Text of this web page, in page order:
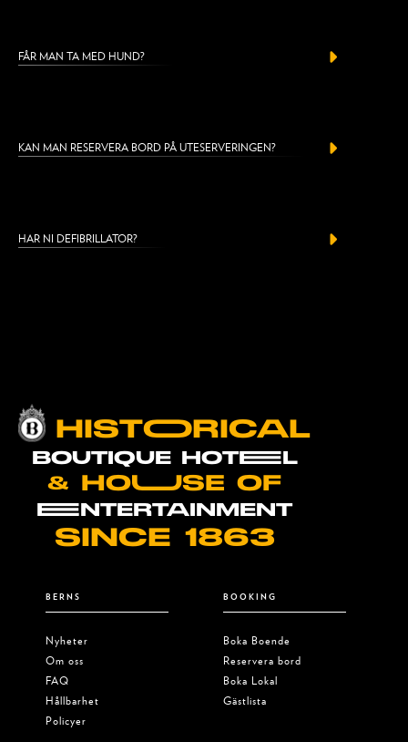
FÅR MAN TA MED HUND?
KAN MAN RESERVERA BORD PÅ UTESERVERINGEN?
HAR NI DEFIBRILLATOR?
HISTOORICAL
BOUTIQUE HOTEEL
& HOUUSE OF
EENTERTAINMENT
SINCE 1863
BERNS
Nyheter
Om oss
FAQ
Hållbarhet
Policyer
BOOKING
Boka Boende
Reservera bord
Boka Lokal
Gästlista